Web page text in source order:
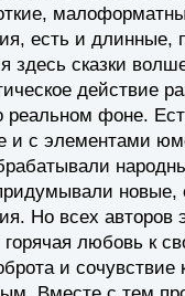
есть и длинные,
здесь сказки
действие
реальном фоне.
и с элементами
новые,
Но всех авторов
горячая любовь к
и